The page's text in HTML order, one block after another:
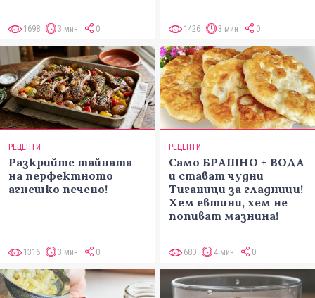
1698 3 мин 0 1426 3 мин 0
РЕЦЕПТИ
Разкрийте тайната
на перфектното
агнешко печено!
1316 3 мин 0
РЕЦЕПТИ
Само БРАШНО + ВОДА
и стават чудни
Тиганици за гладници!
Хем евтини, хем не
попиват мазнина!
680 4 мин 0